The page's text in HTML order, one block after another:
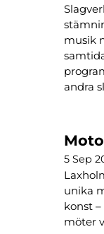
musik
andra
5 Sep
unika
konst
möter